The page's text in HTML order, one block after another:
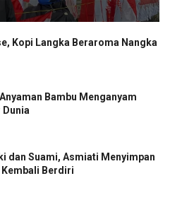
Kopi Langka Beraroma Nangka
Bambu Menganyam
dan Suami, Asmiati Menyimpan
Kembali Berdiri